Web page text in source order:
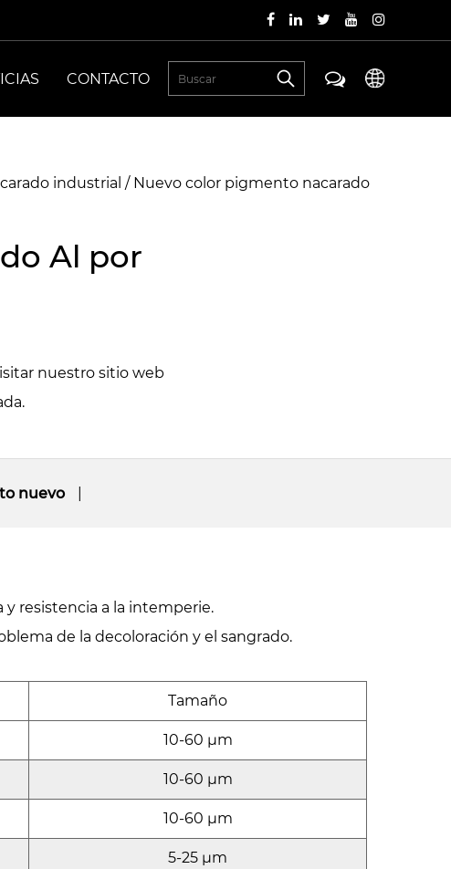
CONTACTO
industrial / Nuevo color pigmento nacarado
Al por
nuestro sitio web
nuevo
y resistencia a la intemperie.
de la decoloración y el sangrado.
Tamaño
10-60 µm
10-60 µm
10-60 µm
5-25 µm